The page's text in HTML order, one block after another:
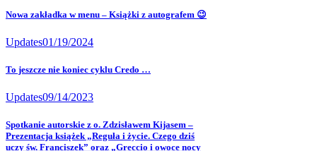
Nowa zakładka w menu – Książki z autografem 😉
Updates01/19/2024
To jeszcze nie koniec cyklu Credo …
Updates09/14/2023
Spotkanie autorskie z o. Zdzisławem Kijasem –
Prezentacja książek „Reguła i życie. Czego dziś
uczy św. Franciszek” oraz „Greccio i owoce nocy